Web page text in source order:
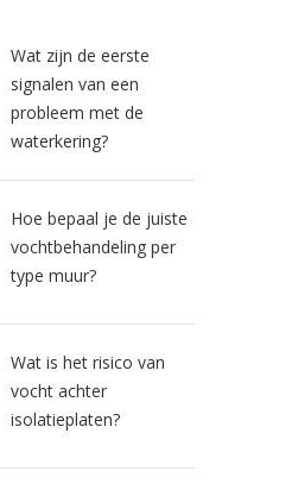
Wat zijn de eerste
signalen van een
probleem met de
waterkering?
Hoe bepaal je de juiste
vochtbehandeling per
type muur?
Wat is het risico van
vocht achter
isolatieplaten?